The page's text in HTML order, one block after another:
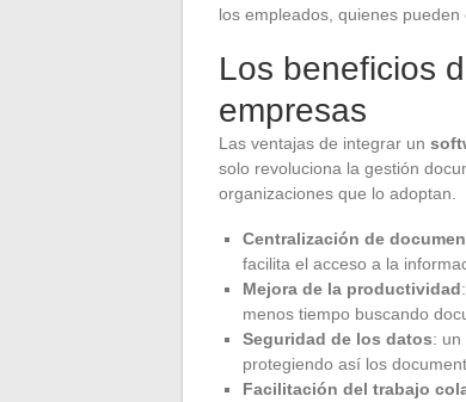
los empleados, quienes
Los beneficios
empresas
Las ventajas de integrar un
solo revoluciona la gestión
organizaciones que lo adoptan.
Centralización de
facilita el acceso a la
Mejora de la productividad
menos tiempo buscando
Seguridad de los datos: un
protegiendo así los
Facilitación del trabajo